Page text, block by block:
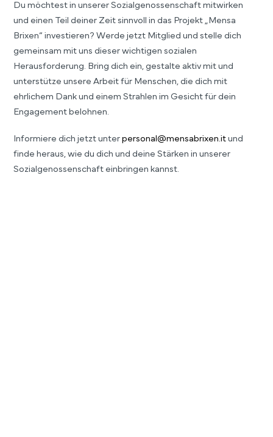
Du möchtest in unserer Sozialgenossenschaft mitwirken
und einen Teil deiner Zeit sinnvoll in das Projekt „Mensa
Brixen“ investieren? Werde jetzt Mitglied und stelle dich
gemeinsam mit uns dieser wichtigen sozialen
Herausforderung. Bring dich ein, gestalte aktiv mit und
unterstütze unsere Arbeit für Menschen, die dich mit
ehrlichem Dank und einem Strahlen im Gesicht für dein
Engagement belohnen.
Informiere dich jetzt unterpersonal@mensabrixen.it und
finde heraus, wie du dich und deine Stärken in unserer
Sozialgenossenschaft einbringen kannst.